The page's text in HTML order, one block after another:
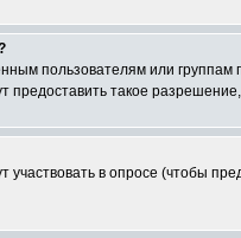
пользователям или группам
такое
участвовать в опросе (чтобы